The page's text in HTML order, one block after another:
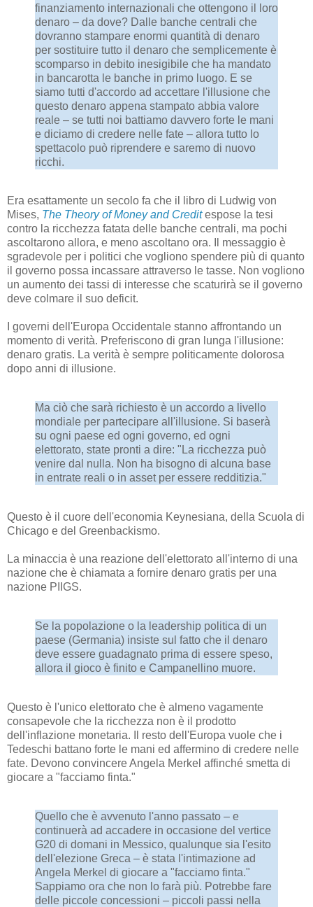
finanziamento internazionali che ottengono il loro
denaro – da dove? Dalle banche centrali che
dovranno stampare enormi quantità di denaro
per sostituire tutto il denaro che semplicemente è
scomparso in debito inesigibile che ha mandato
in bancarotta le banche in primo luogo. E se
siamo tutti d'accordo ad accettare l'illusione che
questo denaro appena stampato abbia valore
reale – se tutti noi battiamo davvero forte le mani
e diciamo di credere nelle fate – allora tutto lo
spettacolo può riprendere e saremo di nuovo
ricchi.
Era esattamente un secolo fa che il libro di Ludwig von
Mises, The Theory of Money and Creditespose la tesi
contro la ricchezza fatata delle banche centrali, ma pochi
ascoltarono allora, e meno ascoltano ora. Il messaggio è
sgradevole per i politici che vogliono spendere più di quanto
il governo possa incassare attraverso le tasse. Non vogliono
un aumento dei tassi di interesse che scaturirà se il governo
deve colmare il suo deficit.
I governi dell'Europa Occidentale stanno affrontando un
momento di verità. Preferiscono di gran lunga l'illusione:
denaro gratis. La verità è sempre politicamente dolorosa
dopo anni di illusione.
Ma ciò che sarà richiesto è un accordo a livello
mondiale per partecipare all'illusione. Si baserà
su ogni paese ed ogni governo, ed ogni
elettorato, state pronti a dire: "La ricchezza può
venire dal nulla. Non ha bisogno di alcuna base
in entrate reali o in asset per essere redditizia."
Questo è il cuore dell'economia Keynesiana, della Scuola di
Chicago e del Greenbackismo.
La minaccia è una reazione dell'elettorato all'interno di una
nazione che è chiamata a fornire denaro gratis per una
nazione PIIGS.
Se la popolazione o la leadership politica di un
paese (Germania) insiste sul fatto che il denaro
deve essere guadagnato prima di essere speso,
allora il gioco è finito e Campanellino muore.
Questo è l'unico elettorato che è almeno vagamente
consapevole che la ricchezza non è il prodotto
dell'inflazione monetaria. Il resto dell'Europa vuole che i
Tedeschi battano forte le mani ed affermino di credere nelle
fate. Devono convincere Angela Merkel affinché smetta di
giocare a "facciamo finta."
Quello che è avvenuto l'anno passato – e
continuerà ad accadere in occasione del vertice
G20 di domani in Messico, qualunque sia l'esito
dell'elezione Greca – è stata l'intimazione ad
Angela Merkel di giocare a "facciamo finta."
Sappiamo ora che non lo farà più. Potrebbe fare
delle piccole concessioni – piccoli passi nella